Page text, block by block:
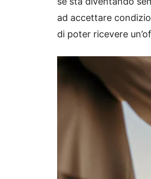
ad accettare
di poter ricevere